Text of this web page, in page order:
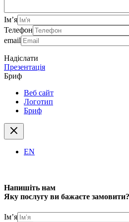
Ім’я
Телефон
email
Надіслати
Презентація
Бриф
Веб сайт
Логотип
Бриф
EN
Напишіть нам
Яку послугу ви бажаєте замовити?
Ім’я